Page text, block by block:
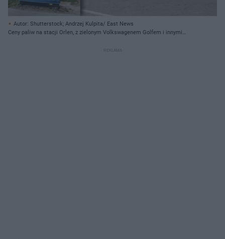
Autor: Shutterstock; Andrzej Kulpita/ East News
Ceny paliw na stacji Orlen, z zielonym Volkswagenem Golfem i innymi
napędowego, o czym można przeczytać na Super Biznes.